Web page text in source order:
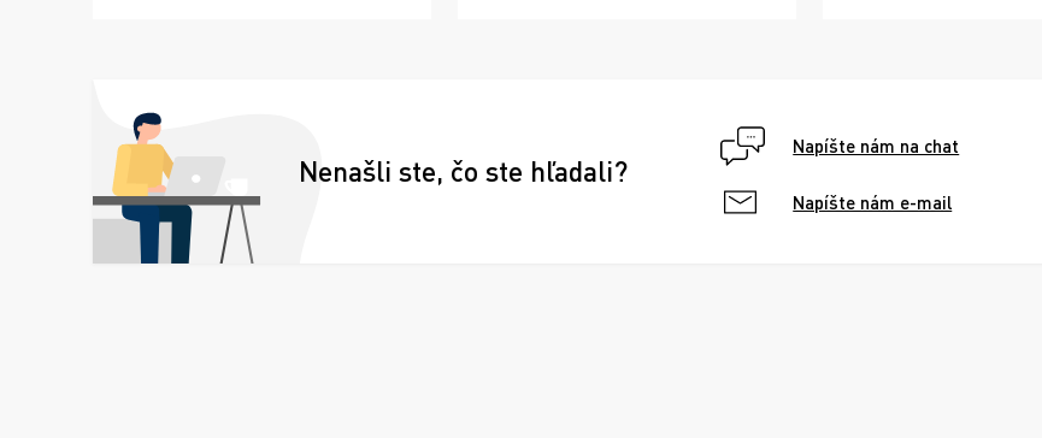
Nenašli ste, čo ste hľadali?
Napíšte nám na chat
Napíšte nám e-mail